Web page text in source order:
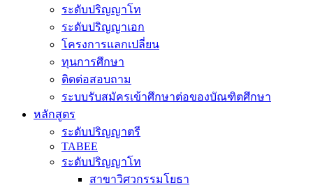
ระดับปริญญาโท
ระดับปริญญาเอก
โครงการแลกเปลี่ยน
ทุนการศึกษา
ติดต่อสอบถาม
ระบบรับสมัครเข้าศึกษาต่อของบัณฑิตศึกษา
หลักสูตร
ระดับปริญญาตรี
TABEE
ระดับปริญญาโท
สาขาวิศวกรรมโยธา